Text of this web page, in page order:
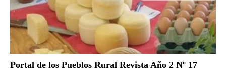
Portal de los Pueblos Rural Revista Año 2 Nº 17